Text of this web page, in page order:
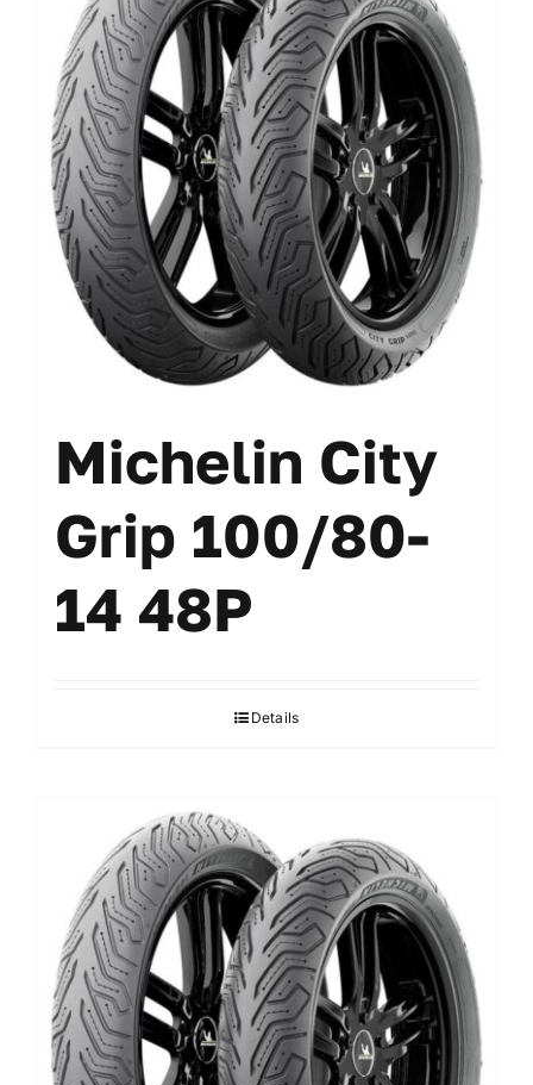
Michelin City
Grip 100/80-
14 48P
Details